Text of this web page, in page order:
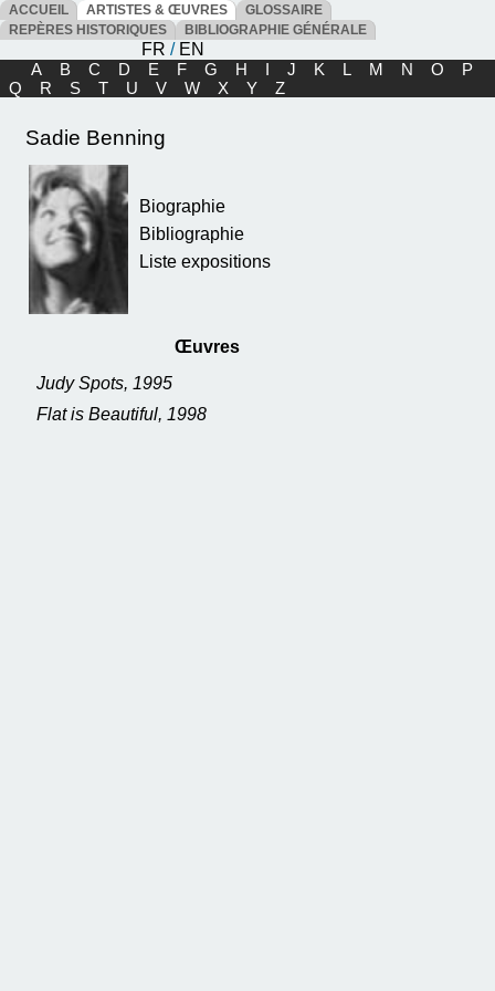
ACCUEIL ARTISTES & ŒUVRES
GLOSSAIRE
REPÈRES HISTORIQUES
BIBLIOGRAPHIE GÉNÉRALE
FR / EN
A
B C D E F G H I J K L M N O
P
Q
R S T U V W X Y Z